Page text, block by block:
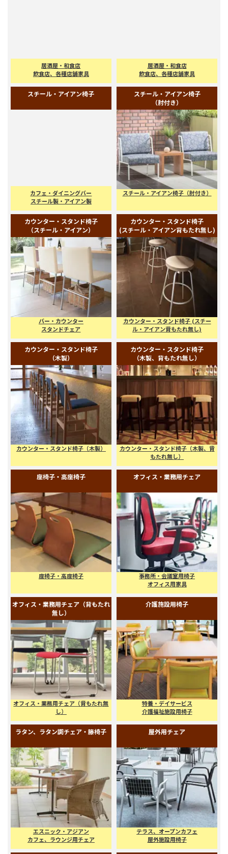
木製チェア
（和風）
木製チェア
（和風・背もたれ無し）
居酒屋・和食店
飲食店、各種店舗家具
スチール・アイアン椅子
カフェ・ダイニングバー
スチール製・アイアン製
スチール・アイアン椅子
スチール・アイアン椅子（肘付き）
カウンター・スタンド椅子
（スチール・アイアン）
バー・カウンター
スタンドチェア
カウンター・スタンド椅子
(スチール・アイアン背もたれ無し)
カウンター・スタンド椅子 (スチー
ル・アイアン背もたれ無し)
カウンター・スタンド椅子
カウンター・スタンド椅子（木製）
カウンター・スタンド椅子
（木製、背もたれ無し）
カウンター・スタンド椅子（木製、背
もたれ無し）
座椅子・高座椅子
座椅子・高座椅子
オフィス・業務用チェア
事務所・会議室用椅子
オフィス用家具
オフィス・業務用チェア（背もたれ
無し）
オフィス・業務用チェア（背もたれ無
し）
介護施設用椅子
特養・デイサービス
介護福祉施設用椅子
ラタン、ラタン調チェア・籐椅子 屋外用チェア